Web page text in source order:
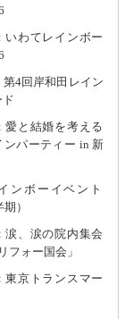
いわてレインボー
第4回岸和田レイン
ド
愛と結婚を考える
ンパーティー in 新
ンボーイベント
）
涙、涙の院内集会
フォー国会」
東京トランスマー